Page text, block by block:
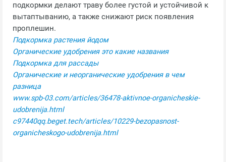
подкормки делают траву более густой и устойчивой к
вытаптыванию, а также снижают риск появления
проплешин.
Подкормка растения йодом
Органические удобрения это какие названия
Подкормка для рассады
Органические и неорганические удобрения в чем
разница
www.spb-03.com/articles/36478-aktivnoe-organicheskie-
udobrenija.html
c97440qq.beget.tech/articles/10229-bezopasnost-
organicheskogo-udobrenija.html